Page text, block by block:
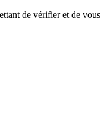
de vérifier et de vous